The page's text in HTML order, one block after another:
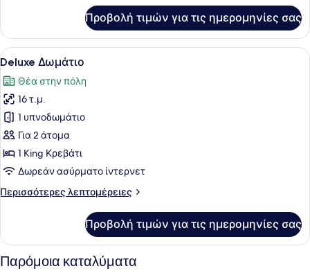
Δωμάτιο,
Μονά
(Mid
Floor)
Προβολή τιμών για τις ημερομηνίες σας
Προβολή
όλων
των
φωτογραφιών
για
Deluxe
Δωμάτιο
Ένα δωμάτιο ξενοδοχείου με ένα
8
Deluxe Δωμάτιο
Θέα στην πόλη
16 τ.μ.
1 υπνοδωμάτιο
Για 2 άτομα
1 King Κρεβάτι
Δωρεάν ασύρματο ίντερνετ
Περισσότερες λεπτομέρειες
Περισσότερες
Δωμάτιο
Προβολή τιμών για τις ημερομηνίες σας
Παρόμοια καταλύματα